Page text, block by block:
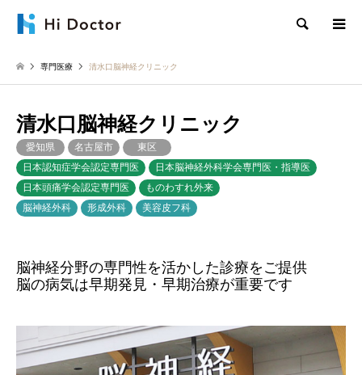
検索
専門医療 清水口脳神経クリニック
清水口脳神経クリニック
愛知県 名古屋市
東区
日本認知症学会認定専門医
日本脳神経外科学会専門医・指導医
日本頭痛学会認定専門医
ものわすれ外来
脳神経外科
形成外科 美容皮フ科
脳神経分野の専門性を活かした診療をご提供
脳の病気は早期発見・早期治療が重要です